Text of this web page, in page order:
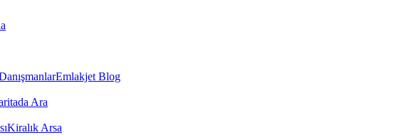
Emlakjet Blog
Ara
Kiralık Arsa